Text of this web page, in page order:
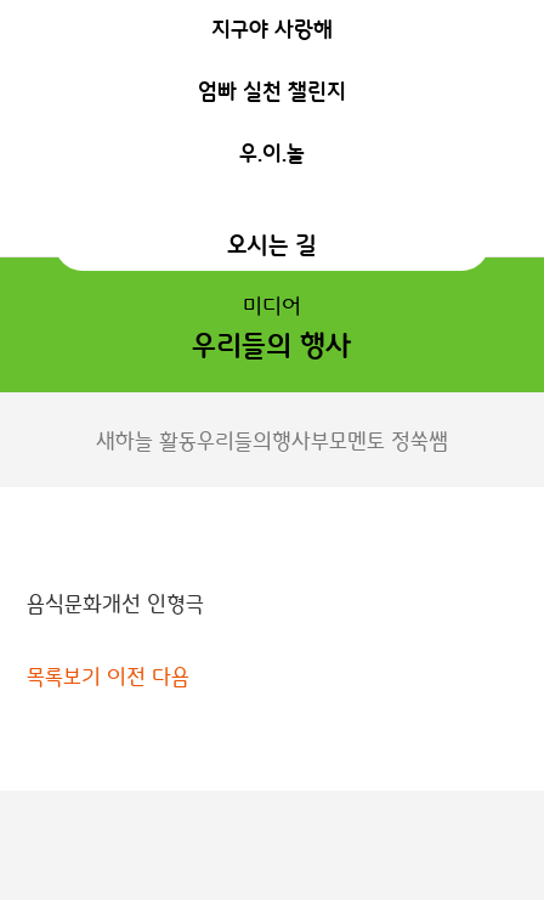
지구야 사랑해
엄빠 실천 챌린지
우.이.놀
오시는 길
미디어
우리들의 행사
새하늘 활동우리들의행사부모멘토 정쑥쌤
음식문화개선 인형극
목록보기 이전 다음